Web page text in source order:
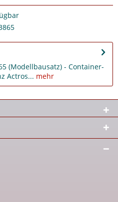
(Modellbausatz) - Container-
Actros... mehr